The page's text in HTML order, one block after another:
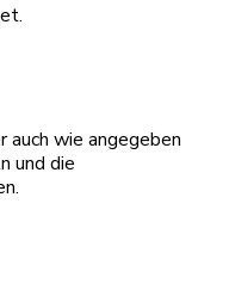
auch wie angegeben
und die